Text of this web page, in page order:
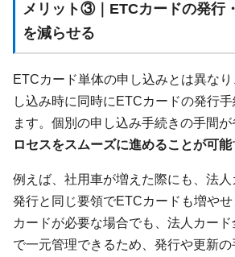
メリット③｜ETCカードの発行
を減らせる
ETCカード単体の申し込みとは異な
し込み時に同時にETCカードの発行
ます。個別の申し込み手続きの手間が
ロセスをスムーズに進めることが可能
例えば、社用車が増えた際にも、法
発行と同じ要領でETCカードも増や
カードが必要な場合でも、法人カー
で一元管理できるため、発行や更新